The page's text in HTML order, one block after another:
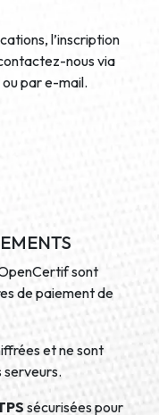
l’inscription
nous via
par e-mail.
sont
de paiement de
et ne sont
serveurs.
sécurisées pour